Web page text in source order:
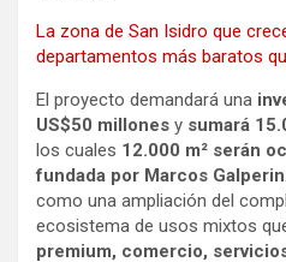
La zona de San Isidro que
departamentos más baratos
El proyecto demandará una
US$50 millones y sumará
los cuales 12.000 m² serán
fundada por Marcos Galperin
como una ampliación del
ecosistema de usos mixtos
premium, comercio,